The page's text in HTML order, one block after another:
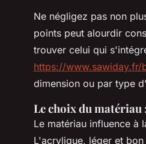
Ne négligez pas non
points peut alourdir
trouver celui qui
https://www.sawiday.fr/
dimension ou par type
Le choix du
Le matériau influence à
L'acrylique, léger et